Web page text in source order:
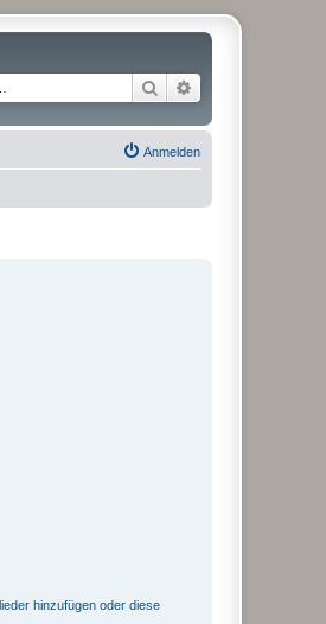
Suche
Anmelden
hinzufügen oder diese